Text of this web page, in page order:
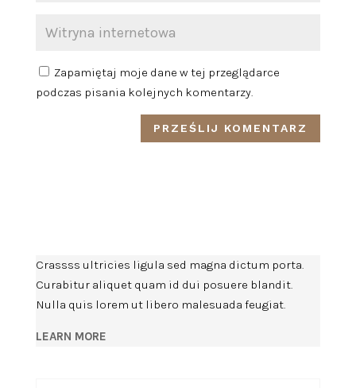
Zapamiętaj moje dane w tej przeglądarce
podczas pisania kolejnych komentarzy.
Crassss ultricies ligula sed magna dictum porta.
Curabitur aliquet quam id dui posuere blandit.
Nulla quis lorem ut libero malesuada feugiat.
LEARN MORE